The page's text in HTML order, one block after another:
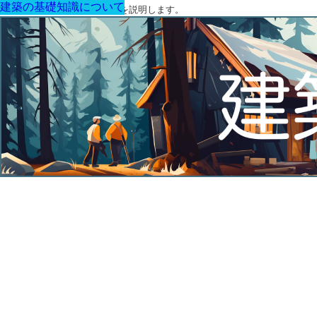
建築に関する用語と関連法令を説明します。
建築の基礎知識について
建築の基礎知識について
建築の基礎知識について
建築の基礎知識について
建築の基礎知識について
建築の基礎知識について
建築の基礎知識について